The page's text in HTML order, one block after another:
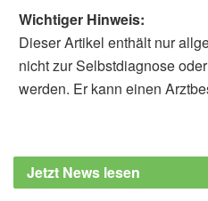
Wichtiger Hinweis:
Dieser Artikel enthält nur
nicht zur Selbstdiagnose
werden. Er kann einen
Jetzt News lesen